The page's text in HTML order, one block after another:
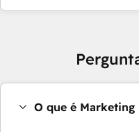
O que é Marketing